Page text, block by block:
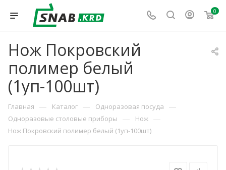
0
Нож Покровский
полимер белый
(1уп-100шт)
Главная — Каталог — Одноразовая посуда —
Одноразовые столовые приборы — Нож —
Нож Покровский полимер белый (1уп-100шт)